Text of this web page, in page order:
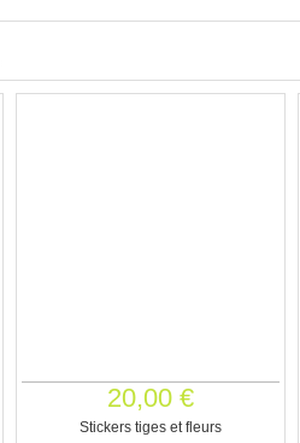
20,00 €
Stickers tiges et fleurs